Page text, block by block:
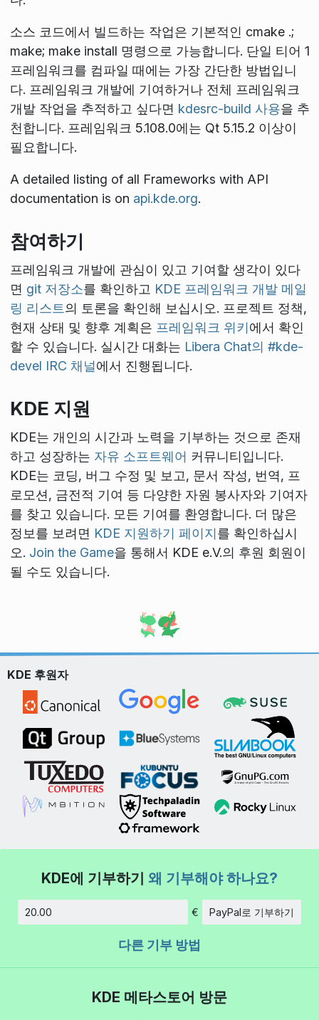
소스 코드에서 빌드하는 작업은 기본적인 cmake .;
make; make install 명령으로 가능합니다. 단일 티어 1
프레임워크를 컴파일 때에는 가장 간단한 방법입니
다. 프레임워크 개발에 기여하거나 전체 프레임워크
개발 작업을 추적하고 싶다면 kdesrc-build 사용을 추
천합니다. 프레임워크 5.108.0에는 Qt 5.15.2 이상이
필요합니다.
A detailed listing of all Frameworks with API
documentation is on api.kde.org.
참여하기
프레임워크 개발에 관심이 있고 기여할 생각이 있다
면 git 저장소를 확인하고 KDE 프레임워크 개발 메일
링 리스트의 토론을 확인해 보십시오. 프로젝트 정책,
현재 상태 및 향후 계획은 프레임워크 위키에서 확인
할 수 있습니다. 실시간 대화는 Libera Chat의 #kde-
devel IRC 채널에서 진행됩니다.
KDE 지원
KDE는 개인의 시간과 노력을 기부하는 것으로 존재
하고 성장하는 자유 소프트웨어 커뮤니티입니다.
KDE는 코딩, 버그 수정 및 보고, 문서 작성, 번역, 프
로모션, 금전적 기여 등 다양한 자원 봉사자와 기여자
를 찾고 있습니다. 모든 기여를 환영합니다. 더 많은
정보를 보려면 KDE 지원하기 페이지를 확인하십시
오. Join the Game을 통해서 KDE e.V.의 후원 회원이
될 수도 있습니다.
KDE 후원자
KDE에 기부하기 왜 기부해야 하나요?
€ PayPal로 기부하기
다른 기부 방법
KDE 메타스토어 방문